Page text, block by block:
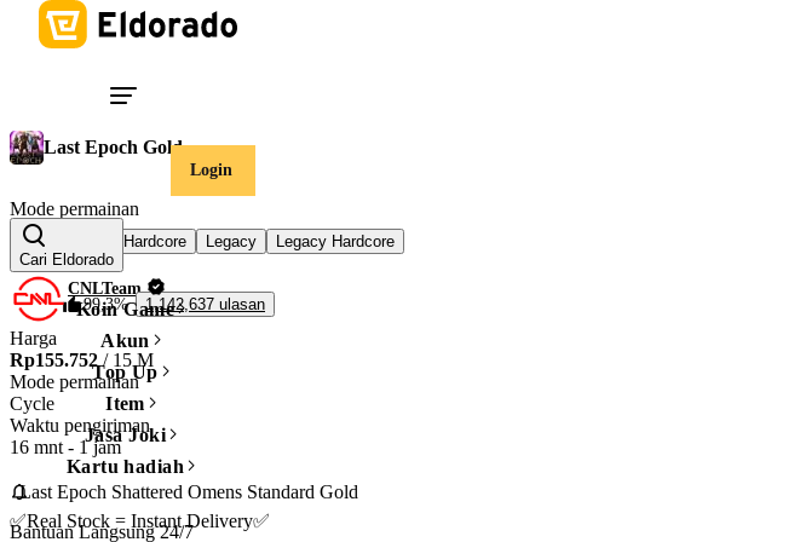
Login
Cari Eldorado
Koin Game
Akun
Top Up
Item
Jasa Joki
Kartu hadiah
Bantuan Langsung 24/7
Last Epoch Gold
Mode permainan
Cycle
Cycle Hardcore Legacy Legacy Hardcore
CNLTeam
99,3%
1,142,637 ulasan
Harga
Rp155.752 / 15 M
Mode permainan
Cycle
Waktu pengiriman
16 mnt - 1 jam
  Last Epoch Shattered Omens Standard Gold
✅Real Stock = Instant Delivery✅